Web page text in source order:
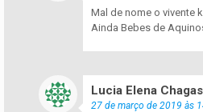
Mal de nome o vivente
Ainda Bebes de
Lucia Elena
27 de março de 2019 às